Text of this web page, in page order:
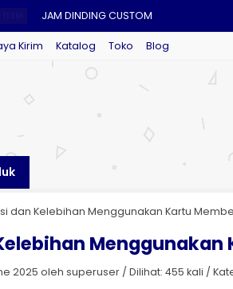
JAM DINDING CUSTOM
CETAK MUG CUSTOM
CETAK E-MONEY CUSTOM
CETAK NAME TAG CUSTOM
CETAK LANYARD CUSTOM
CETAK SERTIFIKAT
CELENGAN CUSTOM
Kirim Katalog Toko Blog
dan Kelebihan Menggunakan Kartu
Menggunakan
2025 oleh superuser / Dilihat: 455 kali /